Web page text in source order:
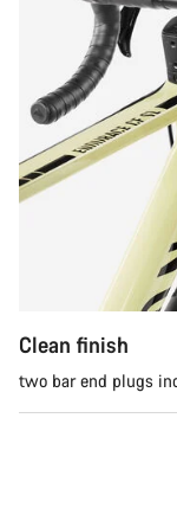
Clean finish
two bar end plugs
Nuestros
preguntas.